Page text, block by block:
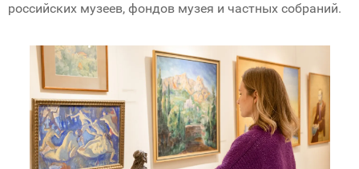
российских музеев, фондов музея и частных собраний.